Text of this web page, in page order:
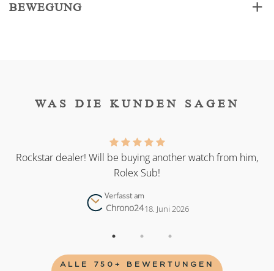
BEWEGUNG
WAS DIE KUNDEN SAGEN
Rockstar dealer! Will be buying another watch from him,
Rolex Sub!
Verfasst am
Chrono2418. Juni 2026
ALLE 750+ BEWERTUNGEN